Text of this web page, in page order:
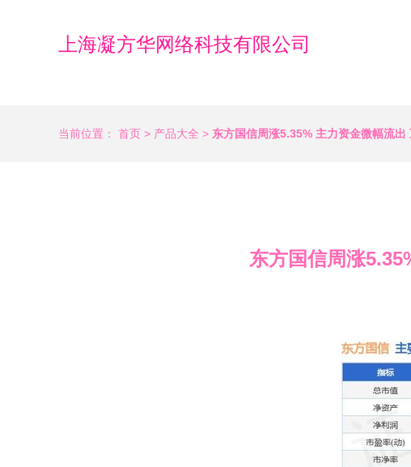
上海凝方华网络科技有限公司
当前位置： 首页 > 产品大全 > 东方国信周涨5.35% 主力资金微幅流
东方国信周涨